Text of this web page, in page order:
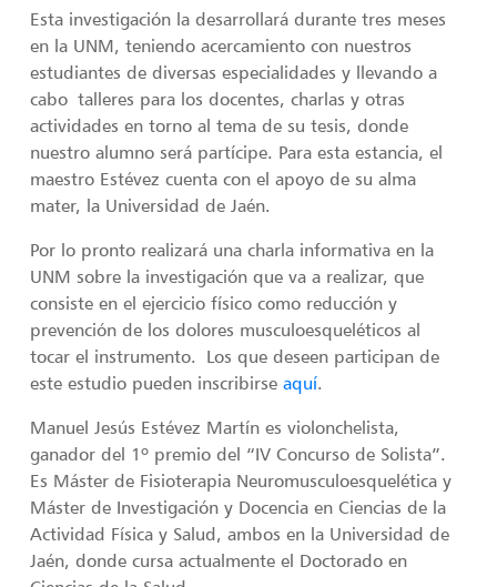
Esta investigación la desarrollará durante tres meses
en la UNM, teniendo acercamiento con nuestros
estudiantes de diversas especialidades y llevando a
cabo talleres para los docentes, charlas y otras
actividades en torno al tema de su tesis, donde
nuestro alumno será partícipe. Para esta estancia, el
maestro Estévez cuenta con el apoyo de su alma
mater, la Universidad de Jaén.
Por lo pronto realizará una charla informativa en la
UNM sobre la investigación que va a realizar, que
consiste en el ejercicio físico como reducción y
prevención de los dolores musculoesqueléticos al
tocar el instrumento. Los que deseen participan de
este estudio pueden inscribirseaquí.
Manuel Jesús Estévez Martín es violonchelista,
ganador del 1º premio del “IV Concurso de Solista”.
Es Máster de Fisioterapia Neuromusculoesquelética y
Máster de Investigación y Docencia en Ciencias de la
Actividad Física y Salud, ambos en la Universidad de
Jaén, donde cursa actualmente el Doctorado en